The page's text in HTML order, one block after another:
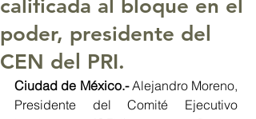
calificada al bloque en el
poder, presidente del
CEN del PRI.
Ciudad de México.- Alejandro Moreno,
Presidente del Comité Ejecutivo